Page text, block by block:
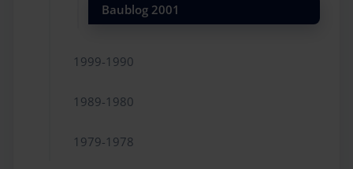
Baublog 2001
1999-1990
1989-1980
1979-1978